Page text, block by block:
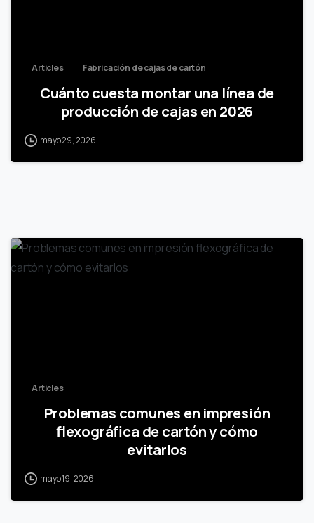
Articles Fabricación de cajas de cartón
Cuánto cuesta montar una línea de
producción de cajas en 2026
mayo 29, 2026
Articles
Problemas comunes en impresión
flexográfica de cartón y cómo
evitarlos
mayo 19, 2026